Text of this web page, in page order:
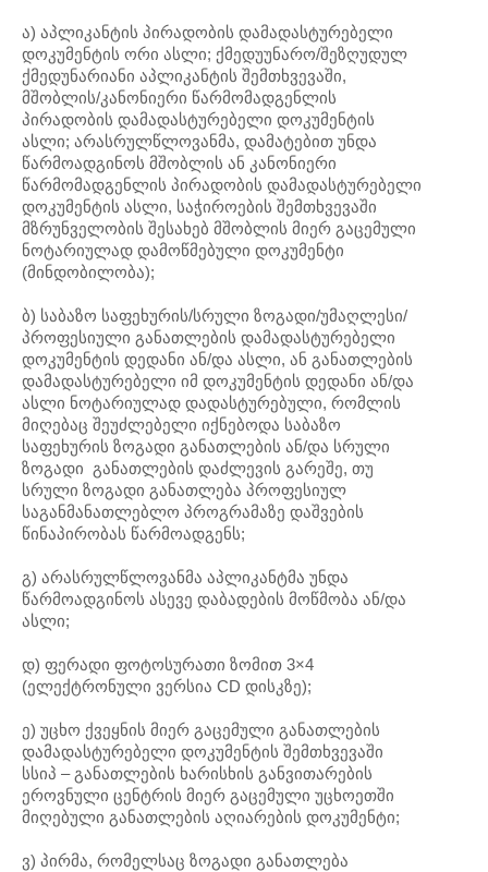
ა) აპლიკანტის პირადობის დამადასტურებელი
დოკუმენტის ორი ასლი; ქმედუუნარო/შეზღუდულ
ქმედუნარიანი აპლიკანტის შემთხვევაში,
მშობლის/კანონიერი წარმომადგენლის
პირადობის დამადასტურებელი დოკუმენტის
ასლი; არასრულწლოვანმა, დამატებით უნდა
წარმოადგინოს მშობლის ან კანონიერი
წარმომადგენლის პირადობის დამადასტურებელი
დოკუმენტის ასლი, საჭიროების შემთხვევაში
მზრუნველობის შესახებ მშობლის მიერ გაცემული
ნოტარიულად დამოწმებული დოკუმენტი
(მინდობილობა);
ბ) საბაზო საფეხურის/სრული ზოგადი/უმაღლესი/
პროფესიული განათლების დამადასტურებელი
დოკუმენტის დედანი ან/და ასლი, ან განათლების
დამადასტურებელი იმ დოკუმენტის დედანი ან/და
ასლი ნოტარიულად დადასტურებული, რომლის
მიღებაც შეუძლებელი იქნებოდა საბაზო
საფეხურის ზოგადი განათლების ან/და სრული
ზოგადი განათლების დაძლევის გარეშე, თუ
სრული ზოგადი განათლება პროფესიულ
საგანმანათლებლო პროგრამაზე დაშვების
წინაპირობას წარმოადგენს;
გ) არასრულწლოვანმა აპლიკანტმა უნდა
წარმოადგინოს ასევე დაბადების მოწმობა ან/და
ასლი;
დ) ფერადი ფოტოსურათი ზომით 3×4
(ელექტრონული ვერსია CD დისკზე);
ე) უცხო ქვეყნის მიერ გაცემული განათლების
დამადასტურებელი დოკუმენტის შემთხვევაში
სსიპ – განათლების ხარისხის განვითარების
ეროვნული ცენტრის მიერ გაცემული უცხოეთში
მიღებული განათლების აღიარების დოკუმენტი;
ვ) პირმა, რომელსაც ზოგადი განათლება